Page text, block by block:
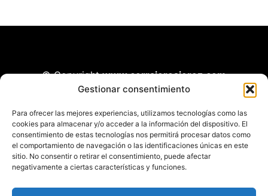
Gestionar consentimiento
Para ofrecer las mejores experiencias, utilizamos tecnologías como las
cookies para almacenar y/o acceder a la información del dispositivo. El
consentimiento de estas tecnologías nos permitirá procesar datos como
el comportamiento de navegación o las identificaciones únicas en este
sitio. No consentir o retirar el consentimiento, puede afectar
negativamente a ciertas características y funciones.
© Copyrightwww.cerrajerosjerez.com
Diseñado por Seoclic